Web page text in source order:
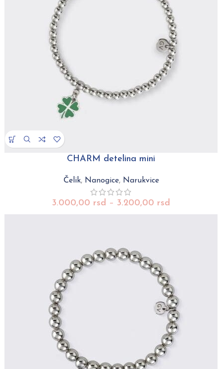
CHARM detelina mini
Čelik, Nanogice, Narukvice
3.000,00 rsd – 3.200,00 rsd